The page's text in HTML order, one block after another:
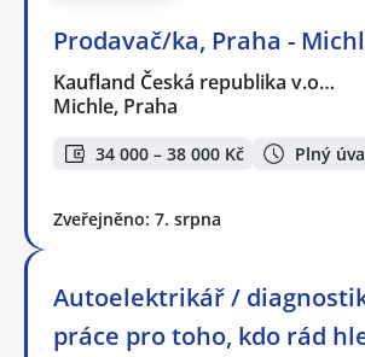
Prodavač/ka, Praha -
Kaufland Česká republika v.o…
Michle, Praha
34 000 – 38 000 Kč Plný
Zveřejněno: 7. srpna
Autoelektrikář /
práce pro toho, kdo rád